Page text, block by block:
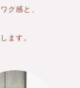
ク感と、
ます。